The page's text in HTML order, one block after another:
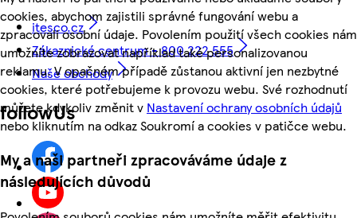
cookies, abychom zajistili správné fungování webu a
zpracovali osobní údaje. Povolením použití všech cookies nám
umožníte zobrazovat například také personalizovanou
reklamu. V opačném případě zůstanou aktivní jen nezbytné
cookies, které potřebujeme k provozu webu. Své rozhodnutí
můžete kdykoliv změnit v Nastavení ochrany osobních údajů
nebo kliknutím na odkaz Soukromí a cookies v patičce webu.
My a naši partneři zpracováváme údaje z
následujících důvodů
itesco.cz
Zákaznické centrum - 800 222 555
Naše obchody
followUs